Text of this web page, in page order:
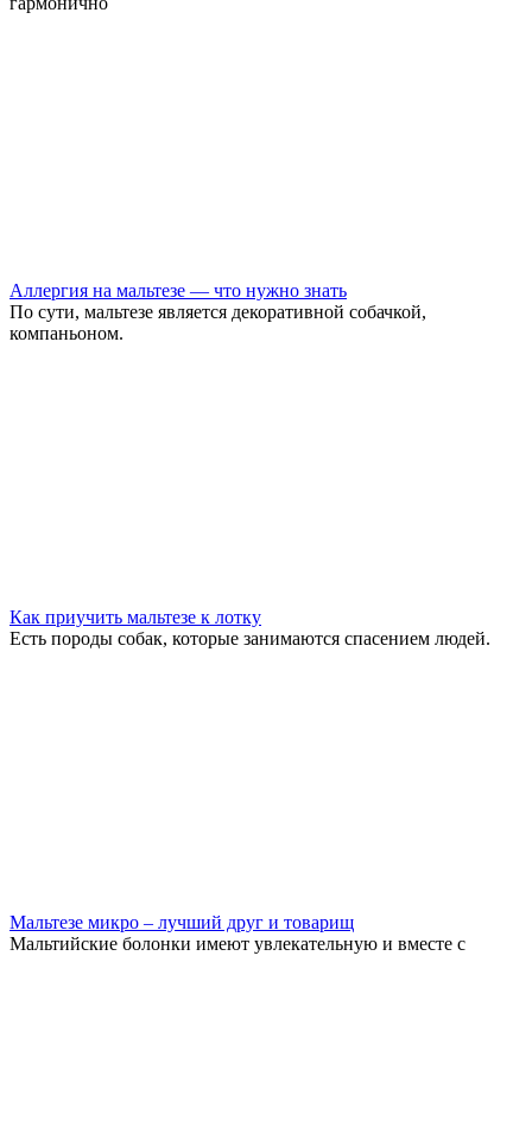
Аллергия на мальтезе — что нужно знать
По сути, мальтезе является декоративной собачкой,
компаньоном.
Как приучить мальтезе к лотку
Есть породы собак, которые занимаются спасением людей.
Мальтезе микро – лучший друг и товарищ
Мальтийские болонки имеют увлекательную и вместе с